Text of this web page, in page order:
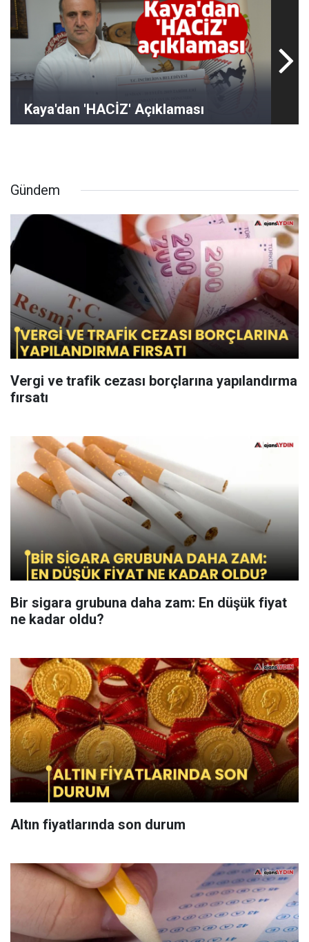
Kaya'dan 'HACİZ' Açıklaması
Gündem
Vergi ve trafik cezası borçlarına yapılandırma
fırsatı
Bir sigara grubuna daha zam: En düşük fiyat
ne kadar oldu?
Altın fiyatlarında son durum